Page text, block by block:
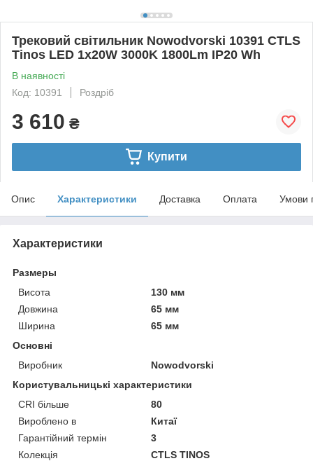
Трековий світильник Nowodvorski 10391 CTLS
Tinos LED 1x20W 3000K 1800Lm IP20 Wh
В наявності
Код: 10391
Роздріб
3 610 ₴
Купити
Опис Характеристики Доставка Оплата Умови
Характеристики
Размеры
Висота
130 мм
Довжина
65 мм
Ширина
65 мм
Основні
Виробник
Nowodvorski
Користувальницькі характеристики
CRI більше
80
Вироблено в
Китаї
Гарантійний термін
3
Колекція
CTLS TINOS